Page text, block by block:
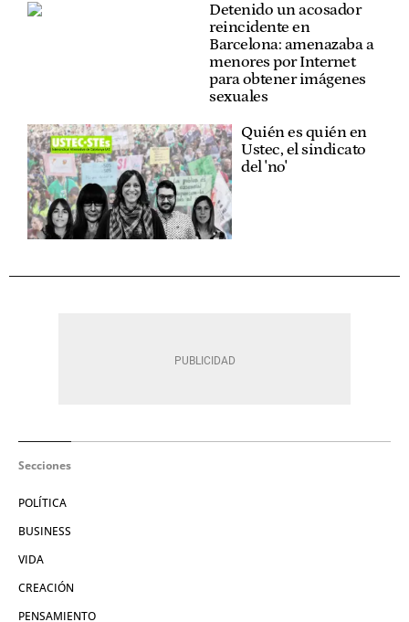
Detenido un acosador
reincidente en
Barcelona: amenazaba a
menores por Internet
para obtener imágenes
sexuales
Quién es quién en
Ustec, el sindicato
del 'no'
Secciones
POLÍTICA
BUSINESS
VIDA
CREACIÓN
PENSAMIENTO